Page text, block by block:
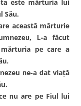
este mărturia lui
Său.
această mărturie
L-a făcut
pe care a
ne-a dat viaţă
nu are pe Fiul lui